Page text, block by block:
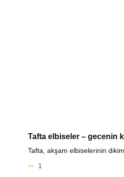
Tafta elbiseler – gecenin
Tafta, akşam elbiselerinin
1